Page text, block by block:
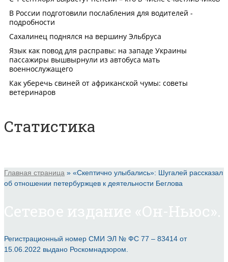
Статистика
Главная страница » «Скептично улыбались»: Шугалей рассказал
об отношении петербуржцев к деятельности Беглова
Регистрационный номер СМИ ЭЛ № ФС 77 – 83414 от
15.06.2022 выдано Роскомнадзором.